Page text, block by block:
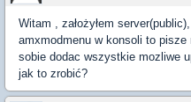
Witam , założyłem
amxmodmenu w konsoli to
sobie dodac wszystkie mozliwe
jak to zrobić?